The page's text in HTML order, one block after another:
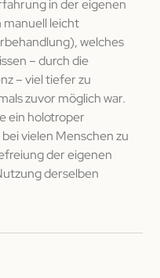
in der eigenen
leicht
welches
– durch die
– viel tiefer zu
zuvor möglich war.
ein holotroper
vielen Menschen zu
der eigenen
derselben